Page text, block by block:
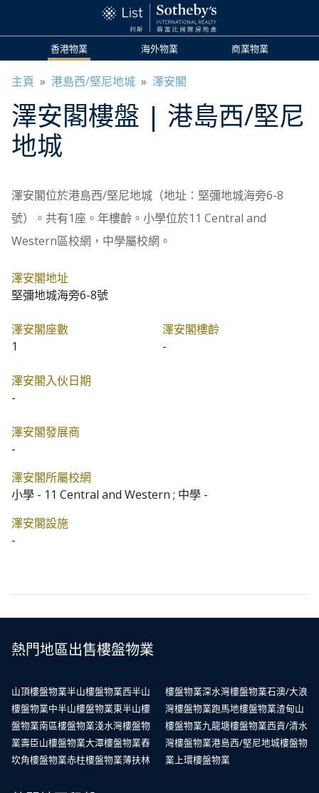
香港物業 海外物業 商業物業
主頁 » 港島西/堅尼地城 » 澤安閣
澤安閣樓盤 | 港島西/堅尼
地城
澤安閣位於港島西/堅尼地城（地址：堅彌地城海旁6-8
號）。共有1座。年樓齡。小學位於11 Central and
Western區校網，中學屬校網。
澤安閣地址
堅彌地城海旁6-8號
澤安閣座數
1
澤安閣樓齡
-
澤安閣入伙日期
-
澤安閣發展商
-
澤安閣所屬校網
小學 - 11 Central and Western ; 中學 -
澤安閣設施
-
熱門地區出售樓盤物業
山頂樓盤物業半山樓盤物業西半山
樓盤物業中半山樓盤物業東半山樓
盤物業南區樓盤物業淺水灣樓盤物
業壽臣山樓盤物業大潭樓盤物業舂
坎角樓盤物業赤柱樓盤物業薄扶林
樓盤物業深水灣樓盤物業石澳/大浪
灣樓盤物業跑馬地樓盤物業渣甸山
樓盤物業九龍塘樓盤物業西貢/清水
灣樓盤物業港島西/堅尼地城樓盤物
業 上環樓盤物業